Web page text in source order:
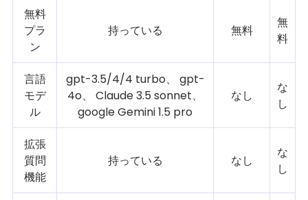
無料
プラ
ン
持っている 無料
無
料
言語
モデ
ル
gpt-3.5/4/4 turbo、 gpt-
4o、 Claude 3.5 sonnet、
google Gemini 1.5 pro
なし
な
し
拡張
質問
機能
持っている なし
な
し